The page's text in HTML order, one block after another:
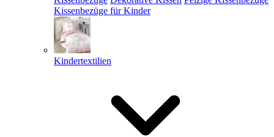
Kissenbezüge für Kinder
Kindertextilien